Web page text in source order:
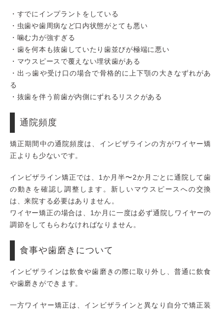
・すでにインプラントをしている
・虫歯や歯周病など口内状態がとても悪い
・噛む力が強すぎる
・歯を何本も抜歯していたり歯並びが極端に悪い
・マウスピースで覆えない埋状歯がある
・出っ歯や受け口の場合で骨格的に上下顎の大きなずれがあ
る
・抜歯を伴う前歯が内側にずれるリスクがある
通院頻度
矯正期間中の通院頻度は、インビザラインの方がワイヤー矯
正よりも少ないです。
インビザライン矯正では、1か月半〜2か月ごとに通院して歯
の動きを確認し調整します。新しいマウスピースへの交換
は、来院する必要はありません。
ワイヤー矯正の場合は、1か月に一度は必ず通院しワイヤーの
調節をしてもらわなければなりません。
食事や歯磨きについて
インビザラインは飲食や歯磨きの際に取り外し、普通に飲食
や歯磨きができます。
一方ワイヤー矯正は、インビザラインと異なり自分で矯正装